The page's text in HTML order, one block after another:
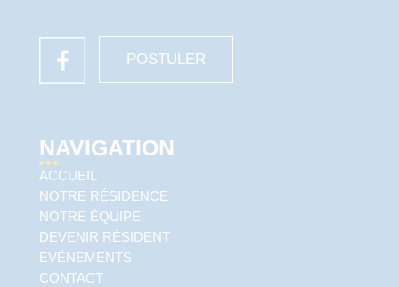
POSTULER
NAVIGATION
ACCUEIL
NOTRE RÉSIDENCE
NOTRE ÉQUIPE
DEVENIR RÉSIDENT
EVÉNEMENTS
CONTACT